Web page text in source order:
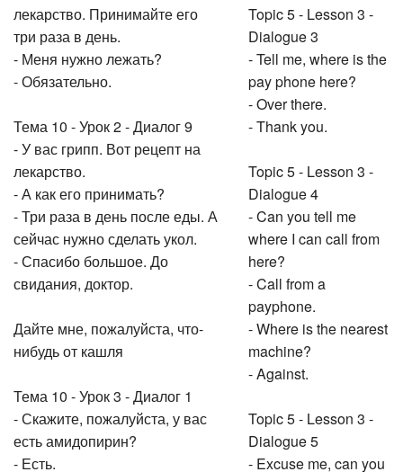
лекарство. Принимайте его
три раза в день.
- Меня нужно лежать?
- Обязательно.
Тема 10 - Урок 2 - Диалог 9
- У вас грипп. Вот рецепт на
лекарство.
- А как его принимать?
- Три раза в день после еды. А
сейчас нужно сделать укол.
- Спасибо большое. До
свидания, доктор.
Дайте мне, пожалуйста, что-
нибудь от кашля
Тема 10 - Урок 3 - Диалог 1
- Скажите, пожалуйста, у вас
есть амидопирин?
- Есть.
Topic 5 - Lesson 3 -
Dialogue 3
- Tell me, where is the
pay phone here?
- Over there.
- Thank you.
Topic 5 - Lesson 3 -
Dialogue 4
- Can you tell me
where I can call from
here?
- Call from a
payphone.
- Where is the nearest
machine?
- Against.
Topic 5 - Lesson 3 -
Dialogue 5
- Excuse me, can you